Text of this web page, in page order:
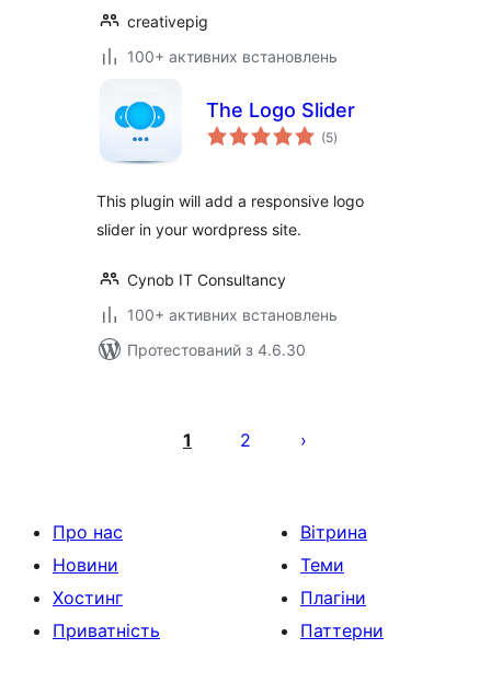
creativepig
100+ активних встановлень
The Logo Slider
(5загальний
рейтинг
)
This plugin will add a responsive logo
slider in your wordpress site.
Cynob IT Consultancy
100+ активних встановлень
Протестований з 4.6.30
записів
1 2
Про нас
Новини
Хостинг
Приватність
Вітрина
Теми
Плагіни
Паттерни